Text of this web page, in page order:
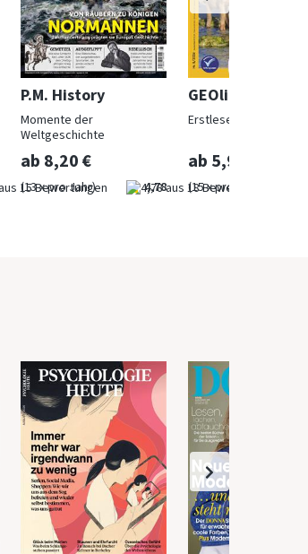
P.M. History
Momente der
Weltgeschichte
ab 8,20 €
(13 x pro Jahr) 4,78
GEOlino Mini
Erstleser ab 5
ab 5,90 €
(15 x pro Jahr)